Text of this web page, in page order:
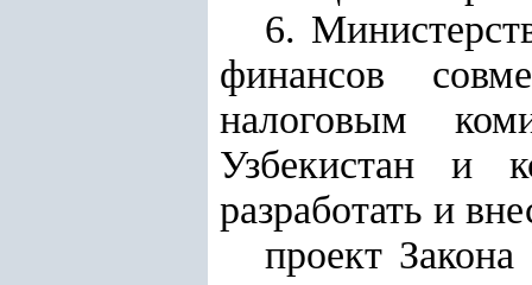
6.
финансов
налоговым
Узбекистан и
разработать и
проект